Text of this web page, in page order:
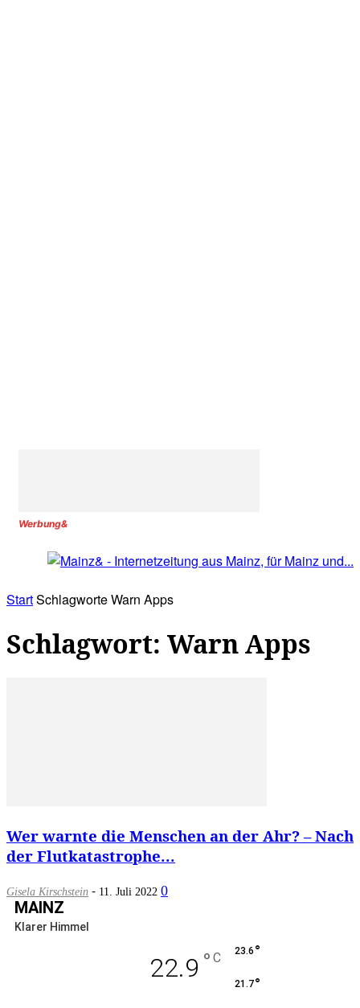
Werbung&
StartSchlagworteWarn Apps
Schlagwort: Warn Apps
Wer warnte die Menschen an der Ahr? – Nach
der Flutkatastrophe...
Gisela Kirschstein - 11. Juli 2022 0
MAINZ
Klarer Himmel
22.9 ° C 23.6 °
21.7°